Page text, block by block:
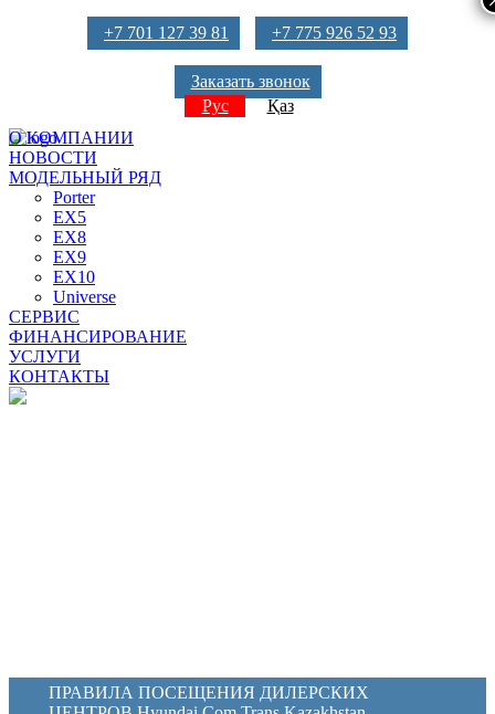
+7 701 127 39 81 +7 775 926 52 93
Заказать звонок
Рус
Қаз
О КОМПАНИИ
НОВОСТИ
МОДЕЛЬНЫЙ РЯД
Porter
EX5
EX8
EX9
EX10
Universe
СЕРВИС
ФИНАНСИРОВАНИЕ
УСЛУГИ
КОНТАКТЫ
ПРАВИЛА ПОСЕЩЕНИЯ ДИЛЕРСКИХ